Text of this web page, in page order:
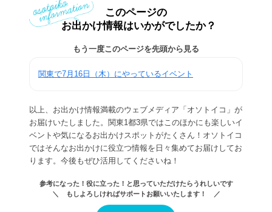
このページの
お出かけ情報はいかがでしたか？
もう一度このページを先頭から見る
関東で7月16日（木）にやっているイベント
以上、お出かけ情報満載のウェブメディア「オソトイコ」が
お届けいたしました。関東1都3県ではこのほかにも楽しいイ
ベントや気になるお出かけスポットがたくさん！オソトイコ
ではそんなお出かけに役立つ情報を日々集めてお届けしてお
ります。今後もぜひ活用してくださいね！
参考になった！役に立った！と思っていただけたらうれしいです
＼ もしよろしければサポートお願いいたします！ ／